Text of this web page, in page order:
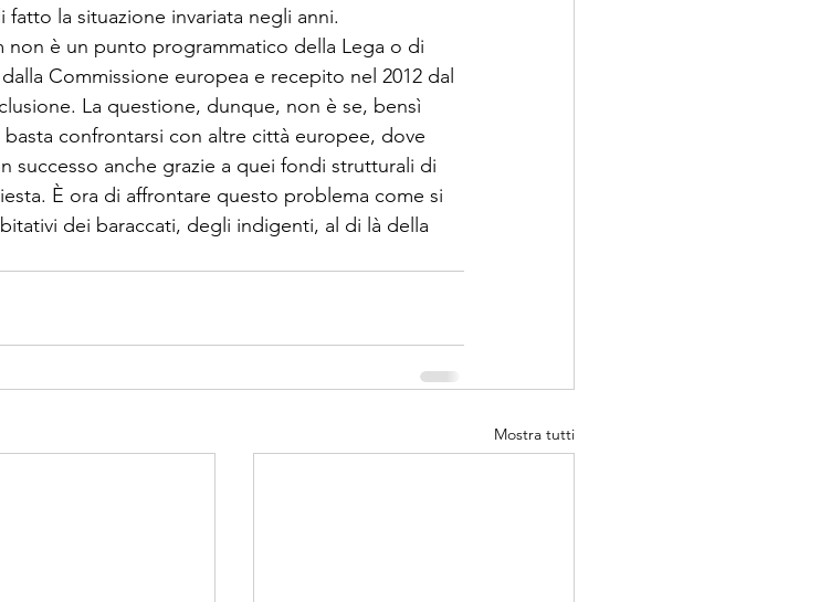
la situazione invariata negli anni.
non è un punto programmatico della Lega o di
Commissione europea e recepito nel 2012 dal
La questione, dunque, non è se, bensì
confrontarsi con altre città europee, dove
successo anche grazie a quei fondi strutturali di
È ora di affrontare questo problema come si
dei baraccati, degli indigenti, al di là della
Mostra tutti